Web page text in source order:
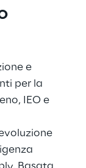
e
per la
IEO e